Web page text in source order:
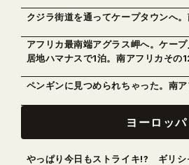
クジラ街道を通ってケープタウンへ
アフリカ最南端アグラス岬へ。ケー
居地ハマナスで1泊。南アフリカその
ペンギンに見つめられちゃった。南ア
ヨーロッパ
やっぱり今日もストライキ!? ギリシ